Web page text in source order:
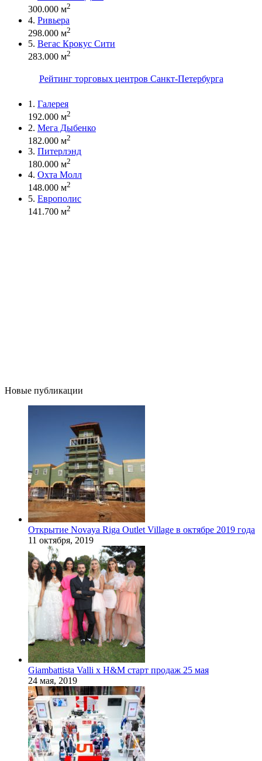
300.000 м2
4. Ривьера
298.000 м2
5. Вегас Крокус Сити
283.000 м2
Рейтинг торговых центров Санкт-Петербурга
1. Галерея
192.000 м2
2. Мега Дыбенко
182.000 м2
3. Питерлэнд
180.000 м2
4. Охта Молл
148.000 м2
5. Европолис
141.700 м2
Новые публикации
Открытие Novaya Riga Outlet Village в октябре 2019 года
11 октября, 2019
Giambattista Valli x H&M старт продаж 25 мая
24 мая, 2019